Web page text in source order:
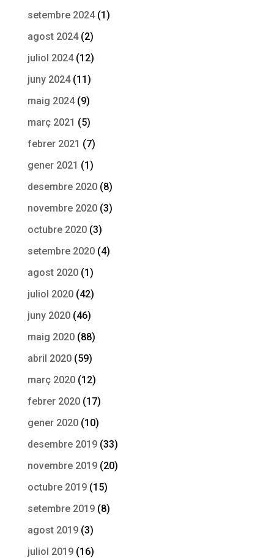
setembre 2024(1)
agost 2024(2)
juliol 2024(12)
juny 2024(11)
maig 2024(9)
març 2021 (5)
febrer 2021 (7)
gener 2021 (1)
desembre 2020(8)
novembre 2020(3)
octubre 2020(3)
setembre 2020(4)
agost 2020(1)
juliol 2020(42)
juny 2020(46)
maig 2020(88)
abril 2020(59)
març 2020(12)
febrer 2020(17)
gener 2020(10)
desembre 2019(33)
novembre 2019(20)
octubre 2019(15)
setembre 2019(8)
agost 2019(3)
juliol 2019(16)